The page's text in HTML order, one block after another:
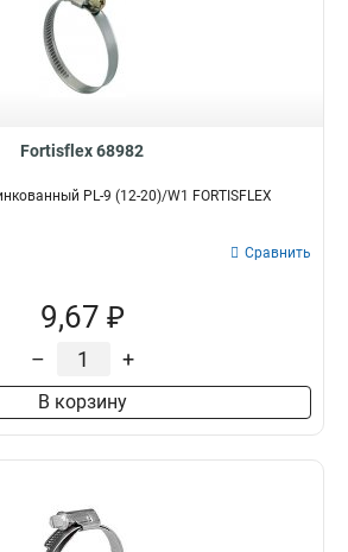
Fortisflex 68982
PL-9 (12-20)/W1 FORTISFLEX
Сравнить
9,67 ₽
– +
В корзину